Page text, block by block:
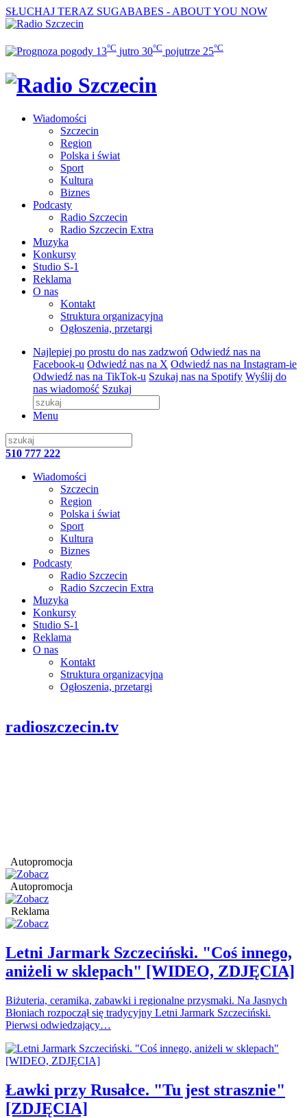
SŁUCHAJ TERAZ SUGABABES - ABOUT YOU NOW
13°C jutro 30°C pojutrze 25°C
Wiadomości
Szczecin
Region
Polska i świat
Sport
Kultura
Biznes
Podcasty
Radio Szczecin
Radio Szczecin Extra
Muzyka
Konkursy
Studio S-1
Reklama
O nas
Kontakt
Struktura organizacyjna
Ogłoszenia, przetargi
Najlepiej po prostu do nas zadzwoń Odwiedź nas na
Facebook-u Odwiedź nas na X Odwiedź nas na Instagram-ie
Odwiedź nas na TikTok-u Szukaj nas na Spotify Wyślij do
nas wiadomość Szukaj
Menu
510 777 222
Wiadomości
Szczecin
Region
Polska i świat
Sport
Kultura
Biznes
Podcasty
Radio Szczecin
Radio Szczecin Extra
Muzyka
Konkursy
Studio S-1
Reklama
O nas
Kontakt
Struktura organizacyjna
Ogłoszenia, przetargi
radioszczecin.tv
Autopromocja
Autopromocja
Reklama
Letni Jarmark Szczeciński. "Coś innego,
aniżeli w sklepach" [WIDEO, ZDJĘCIA]
Biżuteria, ceramika, zabawki i regionalne przysmaki. Na Jasnych
Błoniach rozpoczął się tradycyjny Letni Jarmark Szczeciński.
Pierwsi odwiedzający…
Ławki przy Rusałce. "Tu jest strasznie"
[ZDJĘCIA]